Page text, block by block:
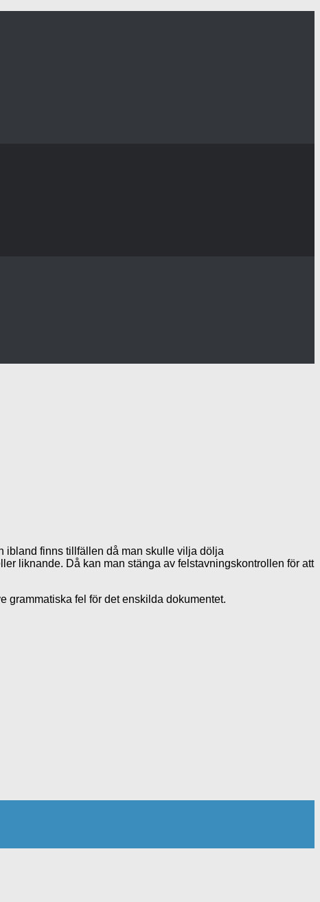
ibland finns tillfällen då man skulle vilja dölja
liknande. Då kan man stänga av felstavningskontrollen för att
grammatiska fel för det enskilda dokumentet.